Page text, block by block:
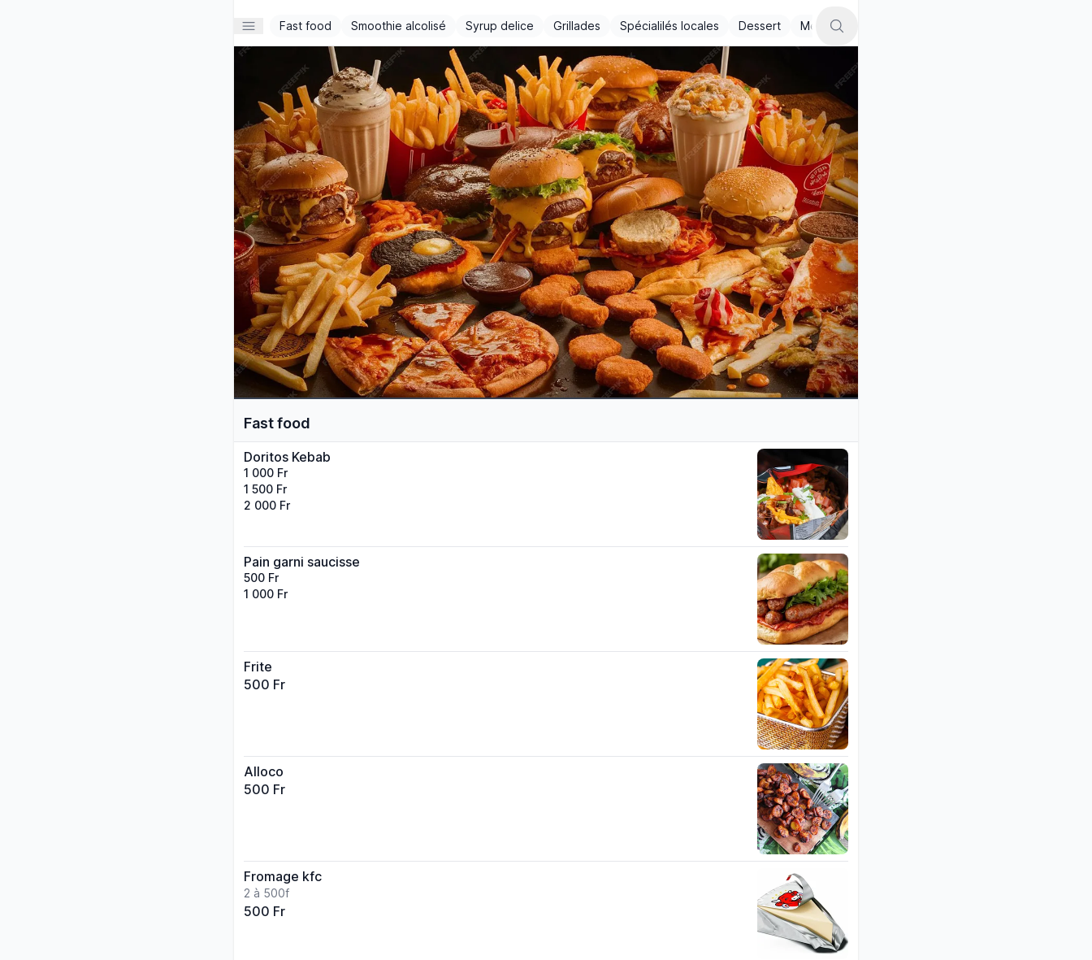
Fast food Smoothie alcolisé Syrup delice Grillades Spécialilés locales Dessert Mets classiques
Fast food
Doritos Kebab
1 000 Fr
1 500 Fr
2 000 Fr
Pain garni saucisse
500 Fr
1 000 Fr
Frite
500 Fr
Alloco
500 Fr
Fromage kfc
2 à 500f
500 Fr